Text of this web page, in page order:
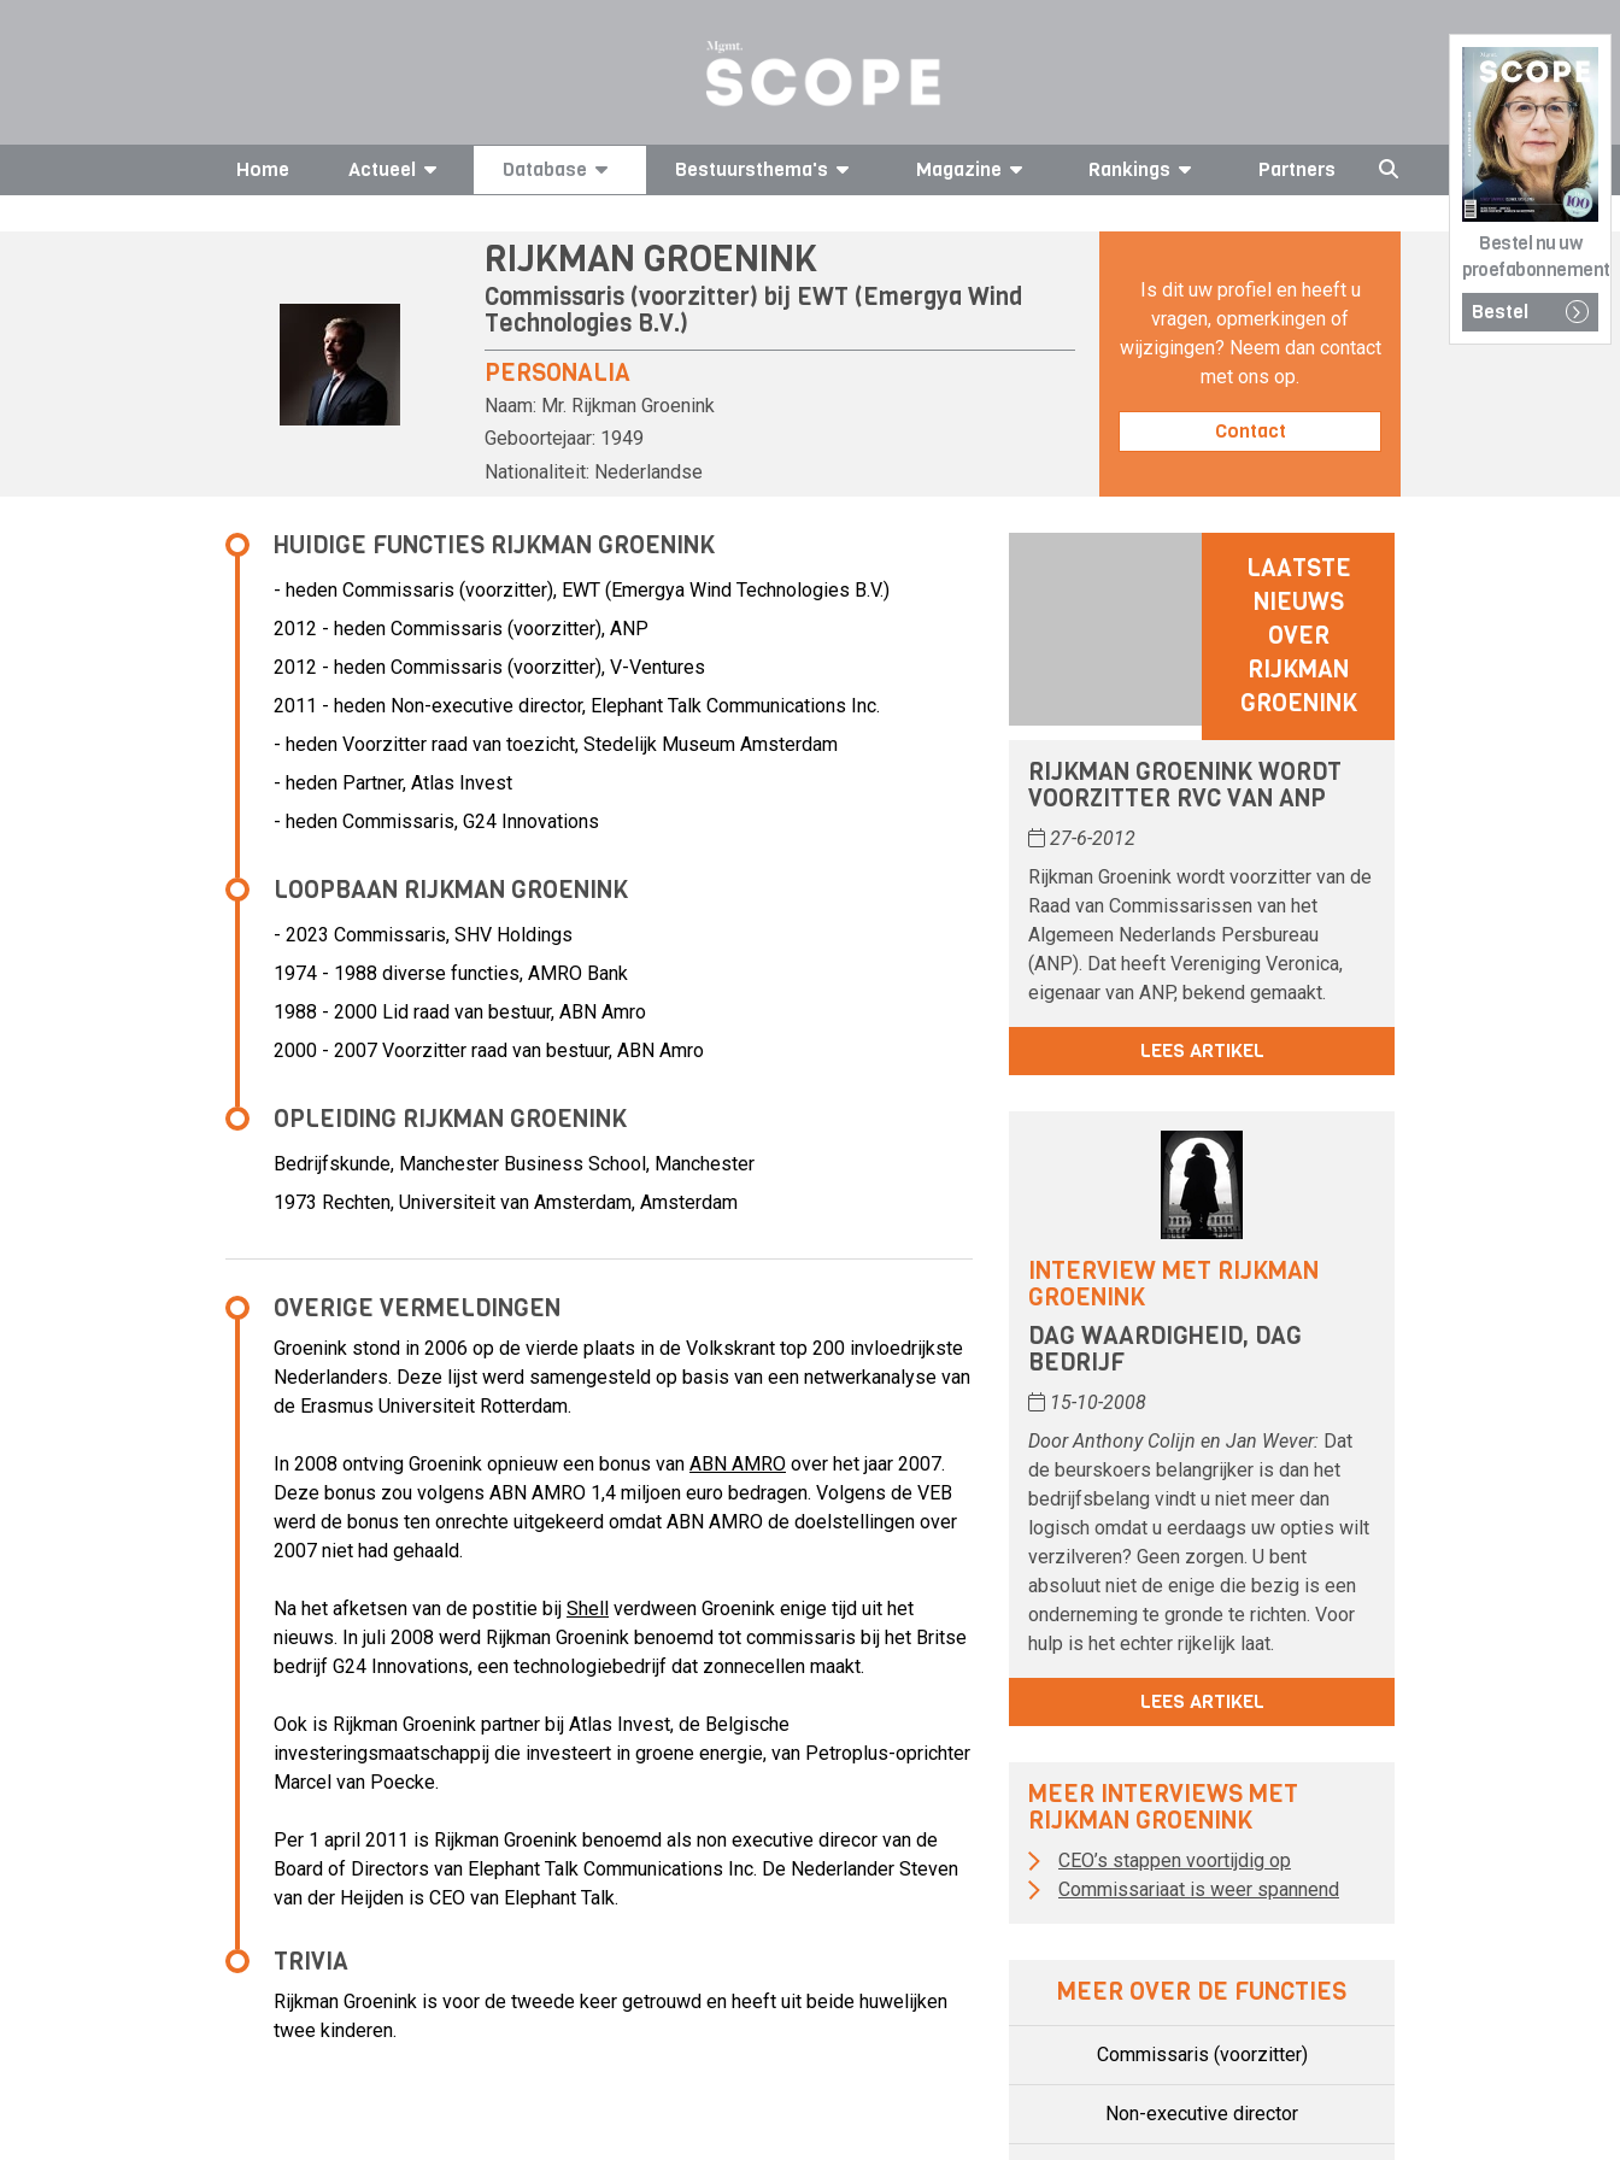
Bestel nu uw
proefabonnement
Bestel
Home Actueel Database Bestuursthema's Magazine Rankings Partners
RIJKMAN GROENINK
Commissaris (voorzitter) bij EWT (Emergya Wind
Technologies B.V.)
PERSONALIA
Naam: Mr. Rijkman Groenink
Geboortejaar: 1949
Nationaliteit: Nederlandse
Is dit uw profiel en heeft u
vragen, opmerkingen of
wijzigingen? Neem dan contact
met ons op.
Contact
HUIDIGE FUNCTIES RIJKMAN GROENINK
- heden Commissaris (voorzitter), EWT (Emergya Wind Technologies B.V.)
2012 - heden Commissaris (voorzitter), ANP
2012 - heden Commissaris (voorzitter), V-Ventures
2011 - heden Non-executive director, Elephant Talk Communications Inc.
- heden Voorzitter raad van toezicht, Stedelijk Museum Amsterdam
- heden Partner, Atlas Invest
- heden Commissaris, G24 Innovations
LOOPBAAN RIJKMAN GROENINK
- 2023 Commissaris, SHV Holdings
1974 - 1988 diverse functies, AMRO Bank
1988 - 2000 Lid raad van bestuur, ABN Amro
2000 - 2007 Voorzitter raad van bestuur, ABN Amro
OPLEIDING RIJKMAN GROENINK
Bedrijfskunde, Manchester Business School, Manchester
1973 Rechten, Universiteit van Amsterdam, Amsterdam
OVERIGE VERMELDINGEN
Groenink stond in 2006 op de vierde plaats in de Volkskrant top 200 invloedrijkste
Nederlanders. Deze lijst werd samengesteld op basis van een netwerkanalyse van
de Erasmus Universiteit Rotterdam.
In 2008 ontving Groenink opnieuw een bonus van ABN AMRO over het jaar 2007.
Deze bonus zou volgens ABN AMRO 1,4 miljoen euro bedragen. Volgens de VEB
werd de bonus ten onrechte uitgekeerd omdat ABN AMRO de doelstellingen over
2007 niet had gehaald.
Na het afketsen van de postitie bij Shell verdween Groenink enige tijd uit het
nieuws. In juli 2008 werd Rijkman Groenink benoemd tot commissaris bij het Britse
bedrijf G24 Innovations, een technologiebedrijf dat zonnecellen maakt.
Ook is Rijkman Groenink partner bij Atlas Invest, de Belgische
investeringsmaatschappij die investeert in groene energie, van Petroplus-oprichter
Marcel van Poecke.
Per 1 april 2011 is Rijkman Groenink benoemd als non executive direcor van de
Board of Directors van Elephant Talk Communications Inc. De Nederlander Steven
van der Heijden is CEO van Elephant Talk.
TRIVIA
Rijkman Groenink is voor de tweede keer getrouwd en heeft uit beide huwelijken
twee kinderen.
LAATSTE
NIEUWS
OVER
RIJKMAN
GROENINK
RIJKMAN GROENINK WORDT
VOORZITTER RVC VAN ANP
27-6-2012
Rijkman Groenink wordt voorzitter van de
Raad van Commissarissen van het
Algemeen Nederlands Persbureau
(ANP). Dat heeft Vereniging Veronica,
eigenaar van ANP, bekend gemaakt.
LEES ARTIKEL
INTERVIEW MET RIJKMAN
GROENINK
DAG WAARDIGHEID, DAG
BEDRIJF
15-10-2008
Door Anthony Colijn en Jan Wever: Dat
de beurskoers belangrijker is dan het
bedrijfsbelang vindt u niet meer dan
logisch omdat u eerdaags uw opties wilt
verzilveren? Geen zorgen. U bent
absoluut niet de enige die bezig is een
onderneming te gronde te richten. Voor
hulp is het echter rijkelijk laat.
LEES ARTIKEL
MEER INTERVIEWS MET
RIJKMAN GROENINK
CEO’s stappen voortijdig op
Commissariaat is weer spannend
MEER OVER DE FUNCTIES
Commissaris (voorzitter)
Non-executive director